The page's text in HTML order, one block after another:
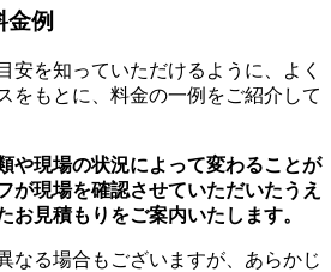
金例
安を知っていただけるように、よく
をもとに、料金の一例をご紹介して
や現場の状況によって変わることが
が現場を確認させていただいたうえ
お見積もりをご案内いたします。
なる場合もございますが、あらかじ